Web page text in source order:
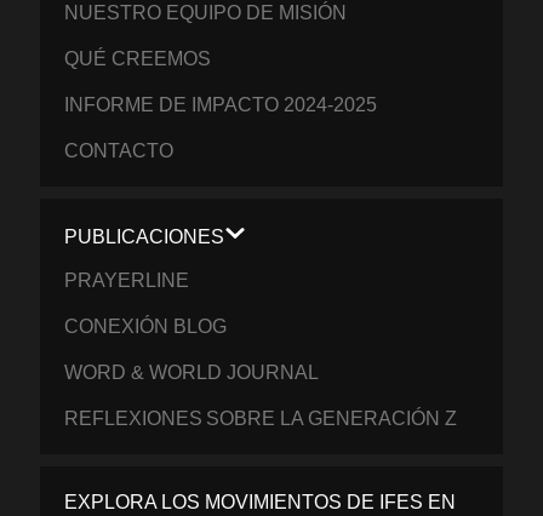
NUESTRO EQUIPO DE MISIÓN
QUÉ CREEMOS
INFORME DE IMPACTO 2024-2025
CONTACTO
PUBLICACIONES
PRAYERLINE
CONEXIÓN BLOG
WORD & WORLD JOURNAL
REFLEXIONES SOBRE LA GENERACIÓN Z
EXPLORA LOS MOVIMIENTOS DE IFES EN